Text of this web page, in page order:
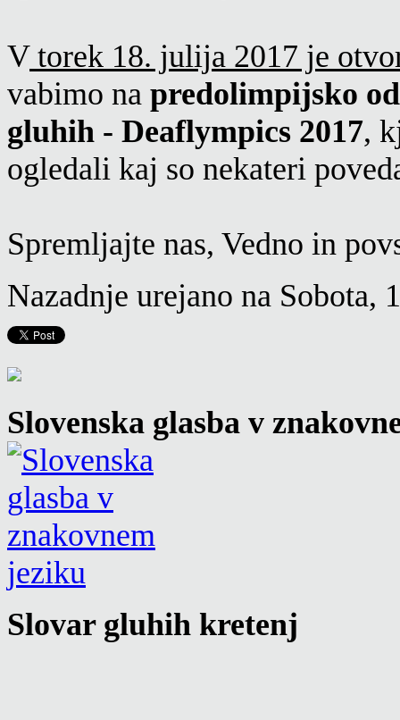
Vtorek 18. julija 2017 je
vabimo na predolimpijsko
gluhih - Deaflympics 2017,
ogledali kaj so nekateri
Spremljajte nas, Vedno in
Nazadnje urejano na Sobota,
Slovenska glasba v
Slovar gluhih kretenj